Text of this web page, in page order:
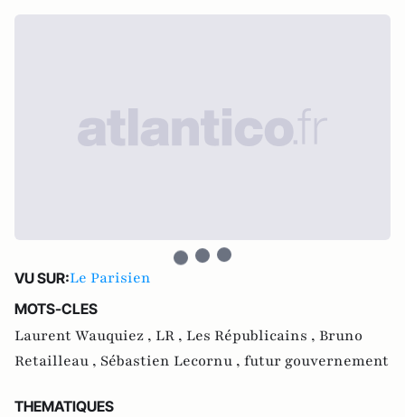
VU SUR:Le Parisien
MOTS-CLES
Laurent Wauquiez , LR , Les Républicains , Bruno
Retailleau , Sébastien Lecornu , futur gouvernement
THEMATIQUES